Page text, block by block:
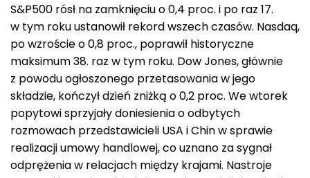
S&P500 rósł na zamknięciu o 0,4 proc. i po raz 17.
w tym roku ustanowił rekord wszech czasów. Nasdaq,
po wzroście o 0,8 proc., poprawił historyczne
maksimum 38. raz w tym roku. Dow Jones, głównie
z powodu ogłoszonego przetasowania w jego
składzie, kończył dzień zniżką o 0,2 proc. We wtorek
popytowi sprzyjały doniesienia o odbytych
rozmowach przedstawicieli USA i Chin w sprawie
realizacji umowy handlowej, co uznano za sygnał
odprężenia w relacjach między krajami. Nastroje